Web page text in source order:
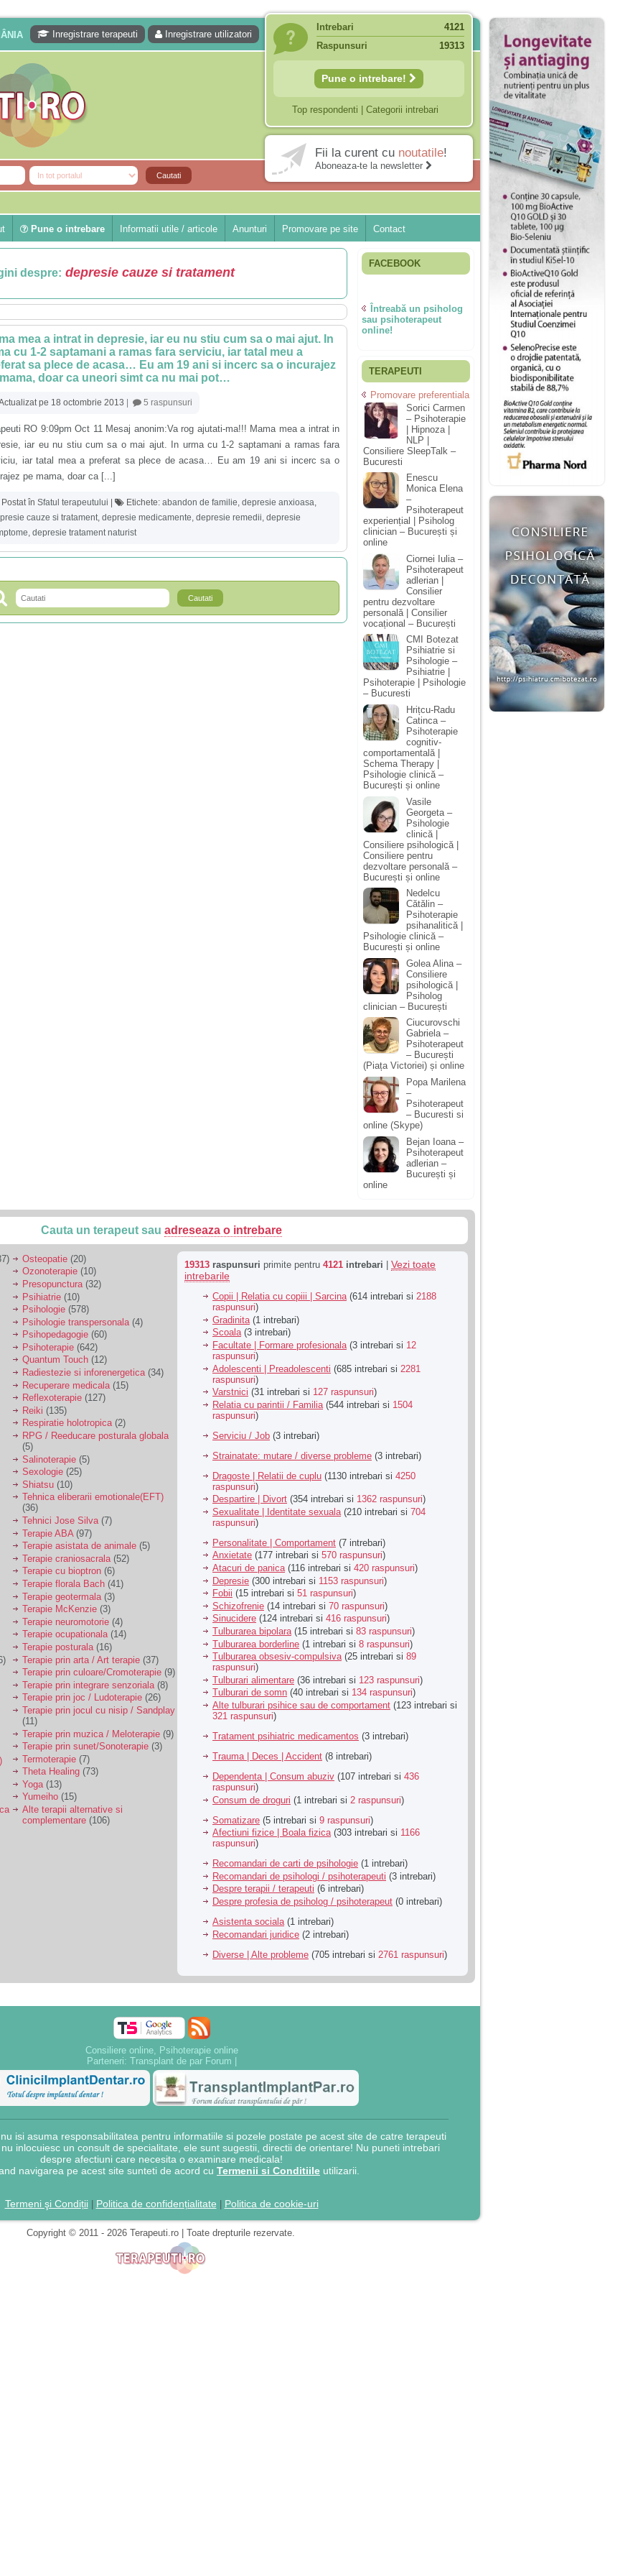
Inregistrare terapeuti Inregistrare utilizatori
Intrebari
4121
Raspunsuri
19313
Pune o intrebare!
Top respondenti Categorii intrebari
Fii la curent cu noutatile!
Aboneaza-te la newsletter
Pune o intrebare Informatii utile / articole Anunturi Promovare pe site Contact
despre: depresie cauze si tratament
mea a intrat in depresie, iar eu nu stiu cum sa o mai ajut. In
cu 1-2 saptamani a ramas fara serviciu, iar tatal meu a
sa plece de acasa… Eu am 19 ani si incerc sa o incurajez
doar ca uneori simt ca nu mai pot…
pe 18 octombrie 2013 | 5 raspunsuri
RO 9:09pm Oct 11 Mesaj anonim:Va rog ajutati-ma!!! Mama mea a intrat in
iar eu nu stiu cum sa o mai ajut. In urma cu 1-2 saptamani a ramas fara
iar tatal mea a preferat sa plece de acasa… Eu am 19 ani si incerc sa o
pe mama, doar ca [...]
Postat în Sfatul terapeutului | Etichete: abandon de familie depresie anxioasa
cauze si tratament depresie medicamente depresie remedii depresie
depresie tratament naturist
FACEBOOK
Întreabă un psiholog
sau psihoterapeut
online!
TERAPEUTI
Promovare preferentiala
Sorici Carmen
– Psihoterapie
| Hipnoza |
NLP |
Consiliere SleepTalk –
Bucuresti
Enescu
Monica Elena
–
Psihoterapeut
experiențial | Psiholog
clinician – București și
online
Ciornei Iulia –
Psihoterapeut
adlerian |
Consilier
pentru dezvoltare
personală | Consilier
vocațional – București
CMI Botezat
Psihiatrie si
Psihologie –
Psihiatrie |
Psihoterapie | Psihologie
– Bucuresti
Hrițcu-Radu
Catinca –
Psihoterapie
cognitiv-
comportamentală |
Schema Therapy |
Psihologie clinică –
București și online
Vasile
Georgeta –
Psihologie
clinică |
Consiliere psihologică |
Consiliere pentru
dezvoltare personală –
București și online
Nedelcu
Cătălin –
Psihoterapie
psihanalitică |
Psihologie clinică –
București și online
Golea Alina –
Consiliere
psihologică |
Psiholog
clinician – București
Ciucurovschi
Gabriela –
Psihoterapeut
– București
(Piața Victoriei) și online
Popa Marilena
–
Psihoterapeut
– Bucuresti si
online (Skype)
Bejan Ioana –
Psihoterapeut
adlerian –
București și
online
Cauta un terapeut sau adreseaza o intrebare
Osteopatie (20)
Ozonoterapie (10)
Presopunctura (32)
Psihiatrie (10)
Psihologie (578)
Psihologie transpersonala (4)
Psihopedagogie (60)
Psihoterapie (642)
Quantum Touch (12)
Radiestezie si inforenergetica(34)
Recuperare medicala (15)
Reflexoterapie (127)
Reiki (135)
Respiratie holotropica(2)
RPG / Reeducare posturala globala
(5)
Salinoterapie (5)
Sexologie (25)
Shiatsu (10)
Tehnica eliberarii emotionale(EFT)
(36)
Tehnici Jose Silva(7)
Terapie ABA (97)
Terapie asistata de animale (5)
Terapie craniosacrala (52)
Terapie cu bioptron (6)
Terapie florala Bach (41)
Terapie geotermala (3)
Terapie McKenzie (3)
Terapie neuromotorie (4)
Terapie ocupationala(14)
Terapie posturala (16)
Terapie prin arta / Art terapie (37)
Terapie prin culoare/Cromoterapie (9)
Terapie prin integrare senzoriala (8)
Terapie prin joc / Ludoterapie (26)
Terapie prin jocul cu nisip / Sandplay
(11)
Terapie prin muzica / Meloterapie (9)
Terapie prin sunet/Sonoterapie (3)
Termoterapie (7)
Theta Healing (73)
Yoga (13)
Yumeiho (15)
Alte terapii alternative si
complementare (106)
19313 raspunsuri primite pentru 4121 intrebari
Vezi toate
intrebarile
Copii | Relatia cu copiii | Sarcina(614 intrebari si 2188
raspunsuri)
Gradinita (1 intrebari)
Scoala(3 intrebari)
Facultate | Formare profesionala (3 intrebari si 12
raspunsuri)
Adolescenti | Preadolescenti (685 intrebari si 2281
raspunsuri)
Varstnici (31 intrebari si 127 raspunsuri)
Relatia cu parintii / Familia (544 intrebari si 1504
raspunsuri)
Serviciu / Job (3 intrebari)
Strainatate: mutare / diverse probleme (3 intrebari)
Dragoste | Relatii de cuplu (1130 intrebari si 4250
raspunsuri)
Despartire | Divort (354 intrebari si 1362 raspunsuri)
Sexualitate | Identitate sexuala (210 intrebari si 704
raspunsuri)
Personalitate | Comportament (7 intrebari)
Anxietate (177 intrebari si 570 raspunsuri)
Atacuri de panica(116 intrebari si 420 raspunsuri)
Depresie (300 intrebari si 1153 raspunsuri)
Fobii (15 intrebari si 51 raspunsuri)
Schizofrenie (14 intrebari si 70 raspunsuri)
Sinucidere (124 intrebari si 416 raspunsuri)
Tulburarea bipolara(15 intrebari si 83 raspunsuri)
Tulburarea borderline (1 intrebari si 8 raspunsuri)
Tulburarea obsesiv-compulsiva(25 intrebari si 89
raspunsuri)
Tulburari alimentare (36 intrebari si 123 raspunsuri)
Tulburari de somn (40 intrebari si 134 raspunsuri)
Alte tulburari psihice sau de comportament (123 intrebari si
321 raspunsuri)
Tratament psihiatric medicamentos (3 intrebari)
Trauma | Deces | Accident (8 intrebari)
Dependenta | Consum abuziv (107 intrebari si 436
raspunsuri)
Consum de droguri (1 intrebari si 2 raspunsuri)
Somatizare (5 intrebari si 9 raspunsuri)
Afectiuni fizice | Boala fizica(303 intrebari si 1166
raspunsuri)
Recomandari de carti de psihologie (1 intrebari)
Recomandari de psihologi / psihoterapeuti (3 intrebari)
Despre terapii / terapeuti (6 intrebari)
Despre profesia de psiholog / psihoterapeut (0 intrebari)
Asistenta sociala (1 intrebari)
Recomandari juridice (2 intrebari)
Diverse | Alte probleme (705 intrebari si 2761 raspunsuri)
Consiliere online, Psihoterapie online
Parteneri: Transplant de par Forum
isi asuma responsabilitatea pentru informatiile si pozele postate pe acest site de catre terapeuti
inlocuiesc un consult de specialitate, ele sunt sugestii, directii de orientare! Nu puneti intrebari
despre afectiuni care necesita o examinare medicala!
navigarea pe acest site sunteti de acord cu Termenii si Conditiile utilizarii.
Termeni şi Condiții| Politica de confidențialitate Politica de cookie-uri
Copyright © 2011 - 2026 Terapeuti.ro | Toate drepturile rezervate.